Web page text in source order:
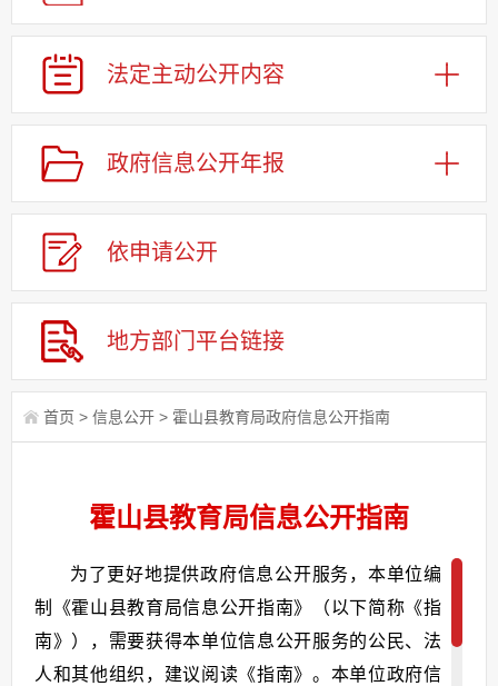
法定主动公开内容
政府信息公开年报
依申请公开
地方部门平台链接
首页 > 信息公开 > 霍山县教育局政府信息公开指南
霍山县教育局信息公开指南
为了更好地提供政府信息公开服务，本单位编
制《霍山县教育局信息公开指南》（以下简称《指
南》），需要获得本单位信息公开服务的公民、法
人和其他组织，建议阅读《指南》。本单位政府信